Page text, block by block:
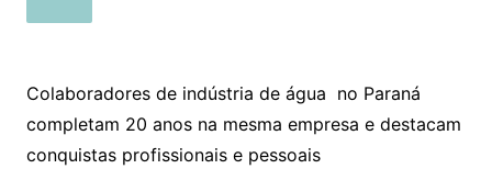
Colaboradores de indústria de água no Paraná
completam 20 anos na mesma empresa e destacam
conquistas profissionais e pessoais